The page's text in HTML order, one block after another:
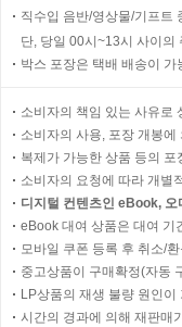
직수입 음반/영상물/기프트
단, 당일 00시~13시 사이의
박스 포장은 택배 배송이
소비자의 책임 있는 사유로
소비자의 사용, 포장 개봉
복제가 가능한 상품 등의
소비자의 요청에 따라 개별
디지털 컨텐츠인 eBook,
eBook 대여 상품은 대여 기
모바일 쿠폰 등록 후 취소/
중고상품이 구매확정(자동
LP상품의 재생 불량 원인
시간의 경과에 의해 재판매